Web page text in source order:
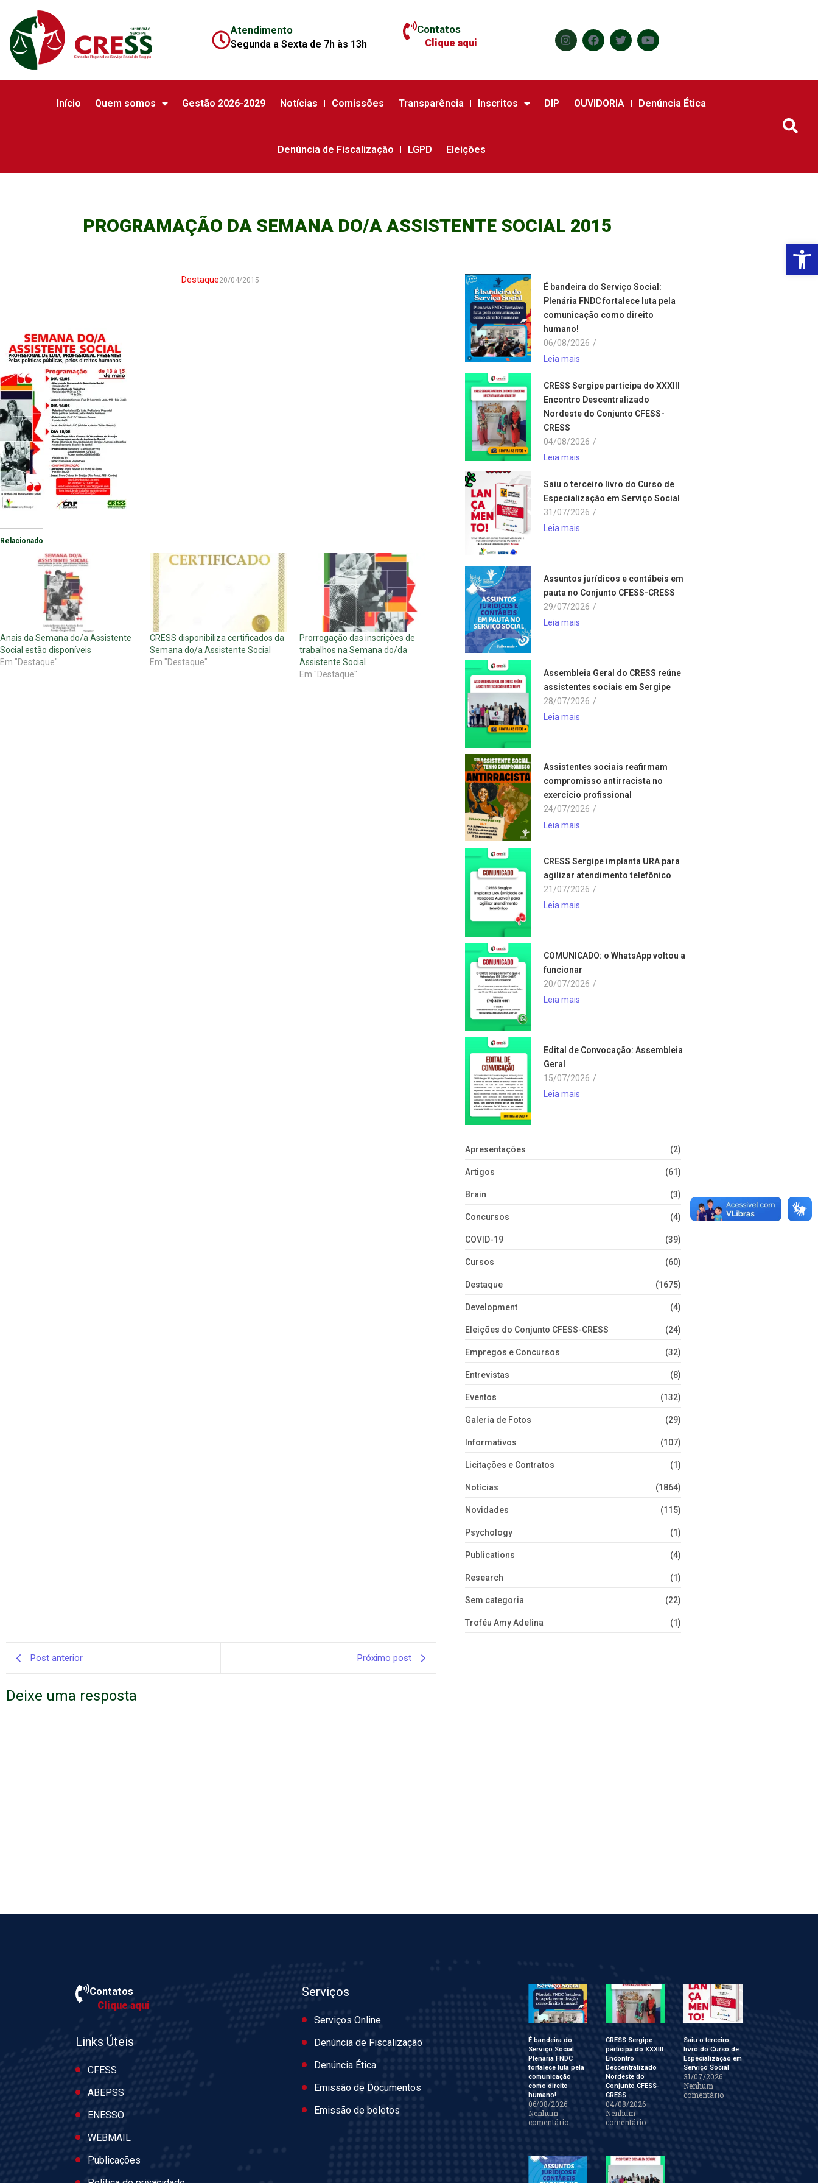
Atendimento
Segunda a Sexta de 7h às 13h
Contatos
Clique aqui
Início Quem somos Gestão 2026-2029 Notícias Comissões Transparência Inscritos DIP OUVIDORIA Denúncia Ética
Denúncia de Fiscalização LGPD Eleições
PROGRAMAÇÃO DA SEMANA DO/A ASSISTENTE SOCIAL 2015
Destaque20/04/2015
Relacionado
Anais da Semana do/a Assistente
Social estão disponíveis
Em "Destaque"
CRESS disponibiliza certificados da
Semana do/a Assistente Social
Em "Destaque"
Prorrogação das inscrições de
trabalhos na Semana do/da
Assistente Social
Em "Destaque"
É bandeira do Serviço Social:
Plenária FNDC fortalece luta pela
comunicação como direito
humano!
06/08/2026 /
Leia mais
CRESS Sergipe participa do XXXIII
Encontro Descentralizado
Nordeste do Conjunto CFESS-
CRESS
04/08/2026 /
Leia mais
Saiu o terceiro livro do Curso de
Especialização em Serviço Social
31/07/2026 /
Leia mais
Assuntos jurídicos e contábeis em
pauta no Conjunto CFESS-CRESS
29/07/2026 /
Leia mais
Assembleia Geral do CRESS reúne
assistentes sociais em Sergipe
28/07/2026 /
Leia mais
Assistentes sociais reafirmam
compromisso antirracista no
exercício profissional
24/07/2026 /
Leia mais
CRESS Sergipe implanta URA para
agilizar atendimento telefônico
21/07/2026 /
Leia mais
COMUNICADO: o WhatsApp voltou a
funcionar
20/07/2026 /
Leia mais
Edital de Convocação: Assembleia
Geral
15/07/2026 /
Leia mais
Apresentações (2)
Artigos (61)
Brain (3)
Concursos (4)
COVID-19 (39)
Cursos (60)
Destaque (1675)
Development (4)
Eleições do Conjunto CFESS-CRESS (24)
Empregos e Concursos (32)
Entrevistas (8)
Eventos (132)
Galeria de Fotos (29)
Informativos (107)
Licitações e Contratos (1)
Notícias (1864)
Novidades (115)
Psychology (1)
Publications (4)
Research (1)
Sem categoria (22)
Troféu Amy Adelina (1)
Post anterior Próximo post
Deixe uma resposta
Contatos
Clique aqui
Links Úteis
CFESS
ABEPSS
ENESSO
WEBMAIL
Publicações
Serviços
Serviços Online
Denúncia de Fiscalização
Denúncia Ética
Emissão de Documentos
Emissão de boletos
É bandeira do
Serviço Social:
Plenária FNDC
fortalece luta pela
comunicação
como direito
humano!
06/08/2026
Nenhum
comentário
CRESS Sergipe
participa do XXXIII
Encontro
Descentralizado
Nordeste do
Conjunto CFESS-
CRESS
04/08/2026
Nenhum
comentário
Saiu o terceiro
livro do Curso de
Especialização em
Serviço Social
31/07/2026
Nenhum
comentário